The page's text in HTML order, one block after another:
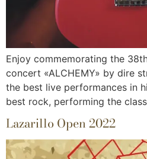
Enjoy commemorating the
concert «ALCHEMY» by dire
the best live performances in
best rock, performing the
Lazarillo Open 2022